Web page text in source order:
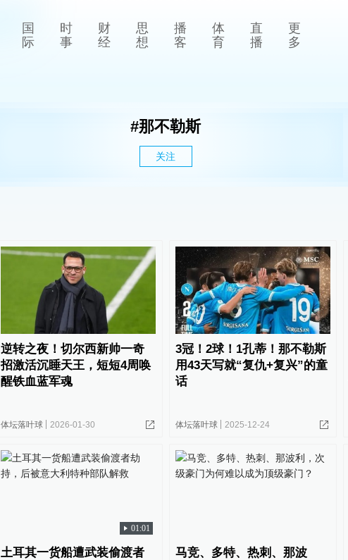
国
际
时
事
财
经
思
想
播
客
体
育
直
播
更
多
#那不勒斯
关注
逆转之夜！切尔西新帅一奇
招激活沉睡天王，短短4周唤
醒铁血蓝军魂
体坛落叶球 2026-01-30
3冠！2球！1孔蒂！那不勒斯
用43天写就“复仇+复兴”的童
话
体坛落叶球 2025-12-24
01:01
土耳其一货船遭武装偷渡者
马竞、多特、热刺、那波